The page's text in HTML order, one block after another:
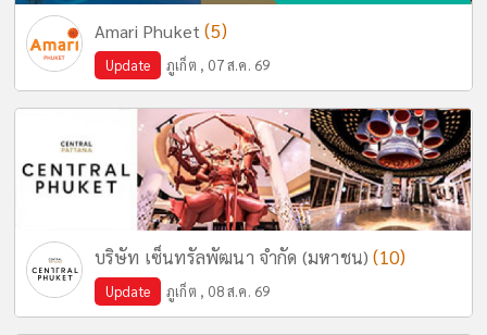
Amari Phuket(5)
Update ภูเก็ต , 07 ส.ค. 69
บริษัท เซ็นทรัลพัฒนา จำกัด (มหาชน)(10)
Update ภูเก็ต , 08 ส.ค. 69